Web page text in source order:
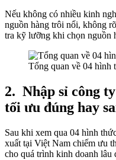
Nếu không có nhiều kinh
nguồn hàng trôi nổi, không
tra kỹ lưỡng khi chọn nguồn
Tổng quan về 04 hình
2. Nhập sỉ công
tối ưu đúng hay
Sau khi xem qua 04 hình
xuất tại Việt Nam chiếm ưu
cho quá trình kinh doanh lâu